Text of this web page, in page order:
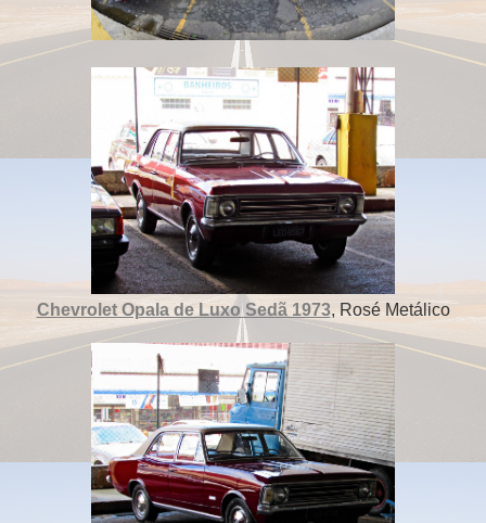
Chevrolet Opala de Luxo Sedã 1973, Rosé Metálico